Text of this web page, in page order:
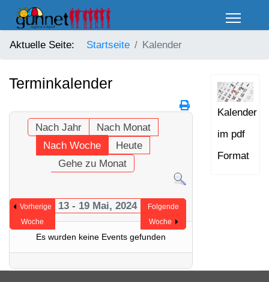
Aktuelle Seite: Startseite Kalender
Terminkalender
Nach Jahr
Nach Monat
Nach Woche
Heute
Gehe zu Monat
Vorherige
Woche
13 - 19 Mai, 2024
Folgende
Woche
Es wurden keine Events gefunden
Kalender
im pdf
Format